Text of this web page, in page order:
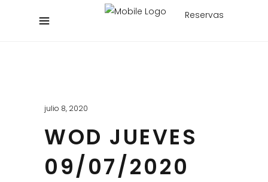
Reservas
julio 8, 2020
WOD JUEVES
09/07/2020